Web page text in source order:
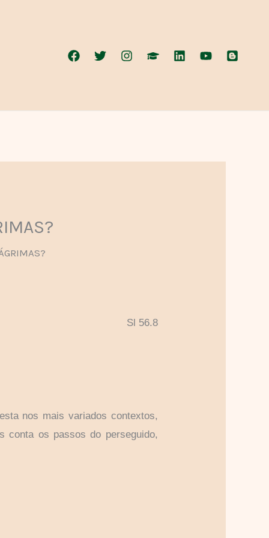
Sl 56.8
nos mais variados contextos,
conta os passos do perseguido,